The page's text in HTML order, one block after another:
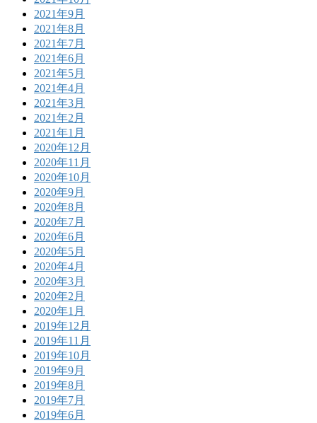
2021年9月
2021年8月
2021年7月
2021年6月
2021年5月
2021年4月
2021年3月
2021年2月
2021年1月
2020年12月
2020年11月
2020年10月
2020年9月
2020年8月
2020年7月
2020年6月
2020年5月
2020年4月
2020年3月
2020年2月
2020年1月
2019年12月
2019年11月
2019年10月
2019年9月
2019年8月
2019年7月
2019年6月